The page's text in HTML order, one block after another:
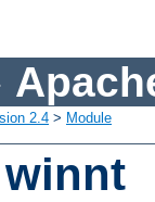
2.4 > Module
winnt